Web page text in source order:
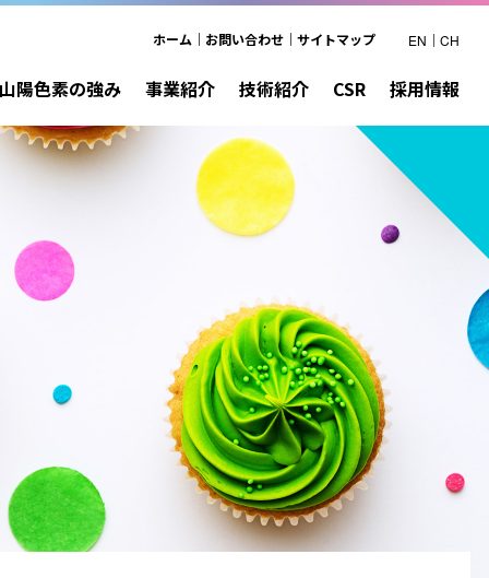
EN CH
ホーム お問い合わせ サイトマップ
山陽色素の強み 事業紹介 技術紹介 CSR 採用情報